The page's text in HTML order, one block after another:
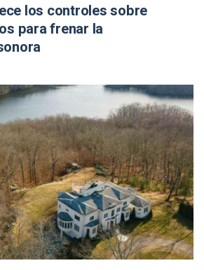
los controles sobre
para frenar la